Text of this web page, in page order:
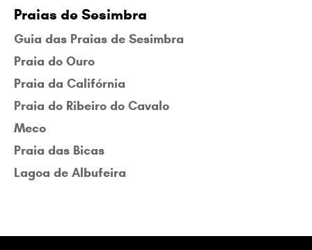
Praias de Sesimbra
Guia das Praias de Sesimbra
Praia do Ouro
Praia da Califórnia
Praia do Ribeiro do Cavalo
Meco
Praia das Bicas
Lagoa de Albufeira